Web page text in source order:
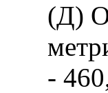
(Д)
-